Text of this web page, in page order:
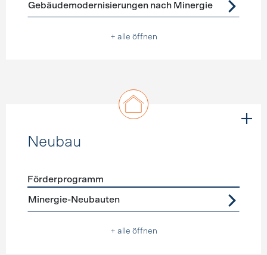
Gebäudemodernisierungen nach Minergie
+ alle öffnen
Neubau
Förderprogramme
Förderprogramm
Minergie-Neubauten
+ alle öffnen